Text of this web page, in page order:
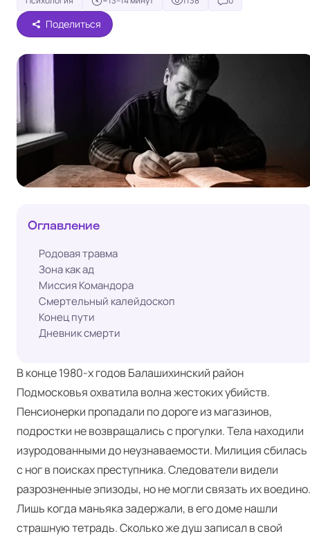
Поделиться
Оглавление
Родовая травма
Зона как ад
Миссия Командора
Смертельный калейдоскоп
Конец пути
Дневник смерти
В конце 1980‑х годов Балашихинский район
Подмосковья охватила волна жестоких убийств.
Пенсионерки пропадали по дороге из магазинов,
подростки не возвращались с прогулки. Тела находили
изуродованными до неузнаваемости. Милиция сбилась
с ног в поисках преступника. Следователи видели
разрозненные эпизоды, но не могли связать их воедино.
Лишь когда маньяка задержали, в его доме нашли
страшную тетрадь. Сколько же душ записал в свой